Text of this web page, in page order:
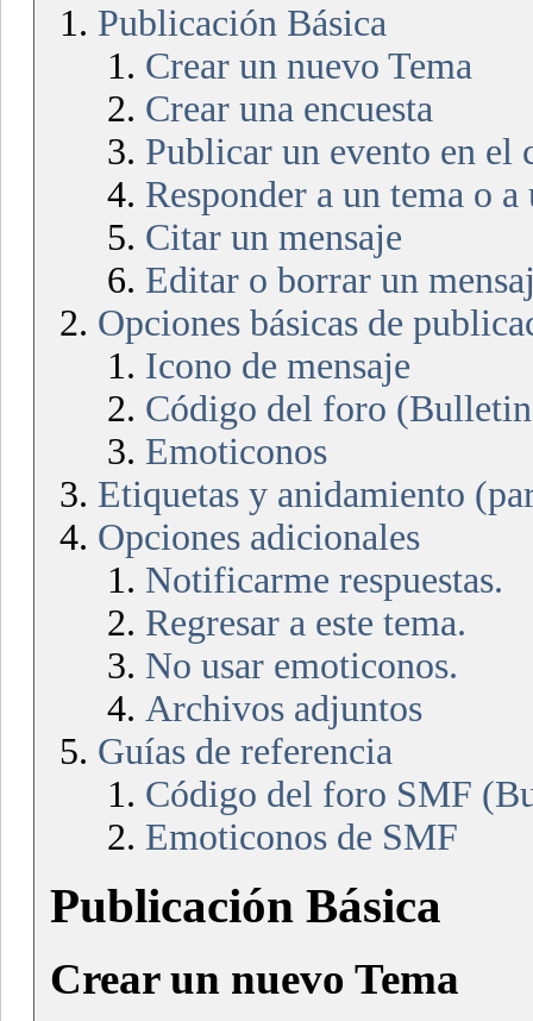
Publicación Básica
Crear un nuevo Tema
Crear una encuesta
Publicar un evento en el
Responder a un tema o a
Citar un mensaje
Editar o borrar un
Opciones básicas de
Icono de mensaje
Código del foro
Emoticonos
Etiquetas y anidamiento
Opciones adicionales
Notificarme respuestas.
Regresar a este tema.
No usar emoticonos.
Archivos adjuntos
Guías de referencia
Código del foro SMF
Emoticonos de SMF
Publicación Básica
Crear un nuevo Tema